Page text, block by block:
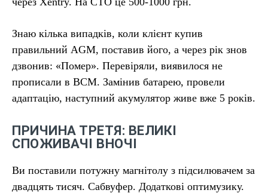
Знаю кілька випадків, коли клієнт купив
правильний AGM, поставив його, а через рік знов
дзвонив: «Помер». Перевіряли, виявилося не
прописали в BCM. Замінив батарею, провели
адаптацію, наступний акумулятор живе вже 5 років.
ПРИЧИНА ТРЕТЯ: ВЕЛИКІ
СПОЖИВАЧІ ВНОЧІ
Ви поставили потужну магнітолу з підсилювачем за
двадцять тисяч. Сабвуфер. Додаткові оптимузику.